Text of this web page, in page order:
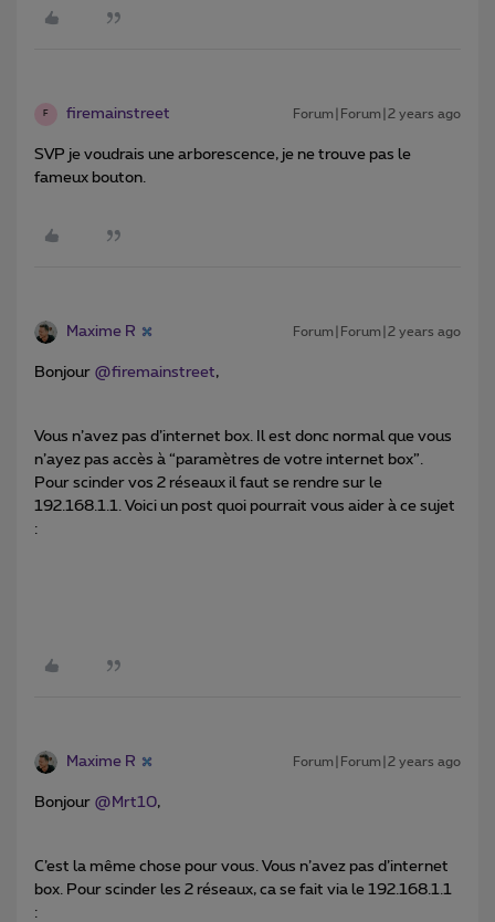
F firemainstreet Forum|Forum|2 years ago
SVP je voudrais une arborescence, je ne trouve pas le
fameux bouton.
Maxime R Forum|Forum|2 years ago
Bonjour @firemainstreet,
Vous n’avez pas d’internet box. Il est donc normal que vous
n’ayez pas accès à “paramètres de votre internet box”.
Pour scinder vos 2 réseaux il faut se rendre sur le
192.168.1.1. Voici un post quoi pourrait vous aider à ce sujet
:
Maxime R Forum|Forum|2 years ago
Bonjour @Mrt10,
C’est la même chose pour vous. Vous n’avez pas d’internet
box. Pour scinder les 2 réseaux, ca se fait via le 192.168.1.1
: